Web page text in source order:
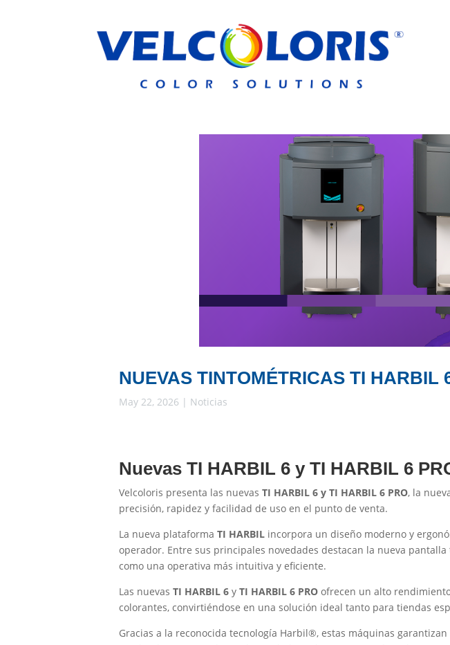
NUEVAS TINTOMÉTRICAS TI HARBIL
May 22, 2026 | Noticias
Nuevas TI HARBIL 6 y TI HARBIL 6
Velcoloris presenta las nuevas TI HARBIL 6 y TI HARBIL 6 PRO, la
precisión, rapidez y facilidad de uso en el punto de venta.
La nueva plataforma TI HARBIL incorpora un diseño moderno y
operador. Entre sus principales novedades destacan la nueva
como una operativa más intuitiva y eficiente.
Las nuevas TI HARBIL 6 y TI HARBIL 6 PRO ofrecen un alto
colorantes, convirtiéndose en una solución ideal tanto para tiendas
Gracias a la reconocida tecnología Harbil®, estas máquinas